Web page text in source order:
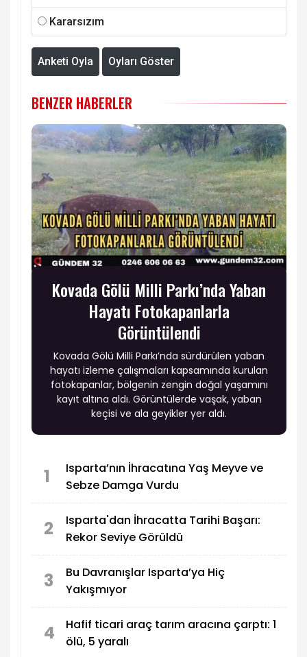
Kararsızım
Anketi Oyla Oyları Göster
BENZER HABERLER
Kovada Gölü Milli Parkı’nda Yaban
Hayatı Fotokapanlarla
Görüntülendi
Kovada Gölü Milli Parkı’nda sürdürülen yaban
hayatı izleme çalışmaları kapsamında kurulan
fotokapanlar, bölgenin zengin doğal yaşamını
kayıt altına aldı. Görüntülerde vaşak, yaban
keçisi ve ala geyikler yer aldı.
1
Isparta’nın İhracatına Yaş Meyve ve
Sebze Damga Vurdu
2
Isparta'dan İhracatta Tarihi Başarı:
Rekor Seviye Görüldü
3
Bu Davranışlar Isparta’ya Hiç
Yakışmıyor
4
Hafif ticari araç tarım aracına çarptı: 1
ölü, 5 yaralı